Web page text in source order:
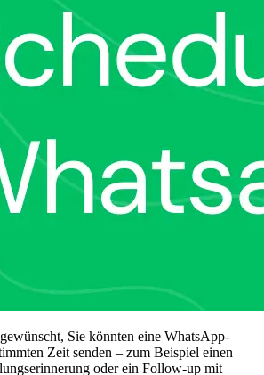
Sie könnten eine WhatsApp-
Zeit senden – zum Beispiel einen
oder ein Follow-up mit